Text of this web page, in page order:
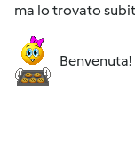
ma lo trovato
Benvenuta!